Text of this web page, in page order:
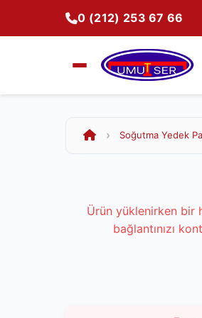
0 (212) 253 67 66
Soğutma Yedek
Ürün yüklenirken bir
bağlantınızı